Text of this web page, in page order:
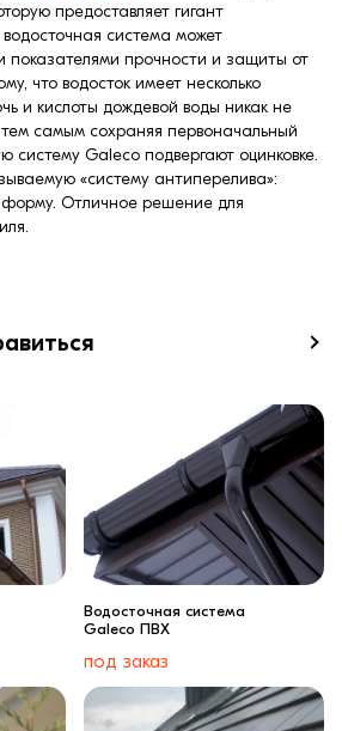
предоставляет гигант
система может
показателями прочности и защиты от
что водосток имеет несколько
и кислоты дождевой воды никак не
тем самым сохраняя первоначальный
систему Galeco подвергают оцинковке.
«систему антиперелива»:
форму. Отличное решение для
Водосточная система
Galeco ПВХ
под заказ